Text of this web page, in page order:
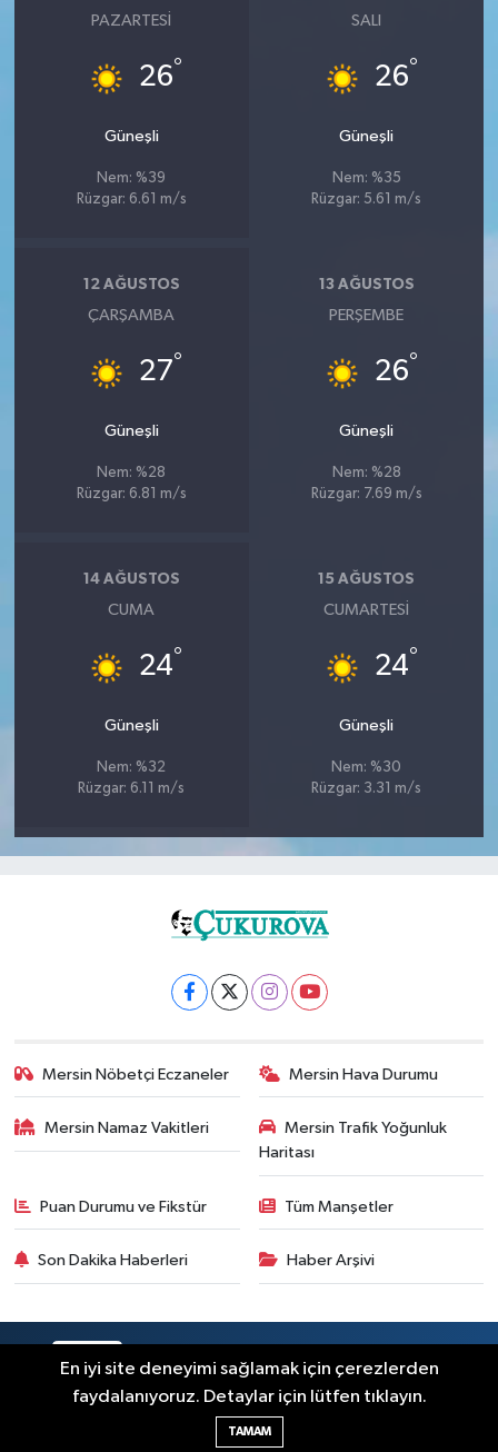
PAZARTESI
26°
Güneşli
Nem: %39
Rüzgar: 6.61 m/s
SALI
26°
Güneşli
Nem: %35
Rüzgar: 5.61 m/s
12 AĞUSTOS
ÇARŞAMBA
27°
Güneşli
Nem: %28
Rüzgar: 6.81 m/s
13 AĞUSTOS
PERŞEMBE
26°
Güneşli
Nem: %28
Rüzgar: 7.69 m/s
14 AĞUSTOS
CUMA
24°
Güneşli
Nem: %32
Rüzgar: 6.11 m/s
15 AĞUSTOS
CUMARTESI
24°
Güneşli
Nem: %30
Rüzgar: 3.31 m/s
Mersin Nöbetçi Eczaneler Mersin Hava Durumu
Mersin Namaz Vakitleri
Mersin Trafik Yoğunluk
Haritası
Puan Durumu ve Fikstür Tüm Manşetler
Son Dakika Haberleri Haber Arşivi
Haber Yazılımı:
En iyi site deneyimi sağlamak için çerezlerden
faydalanıyoruz. Detaylar için lütfen tıklayın.
TAMAM